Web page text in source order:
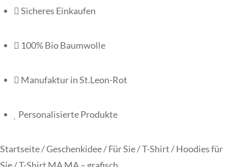
Sicheres Einkaufen
100% Bio Baumwolle
Manufaktur in St.Leon-Rot
Personalisierte Produkte
Startseite/Geschenkidee/Für Sie/T-Shirt / Hoodies für